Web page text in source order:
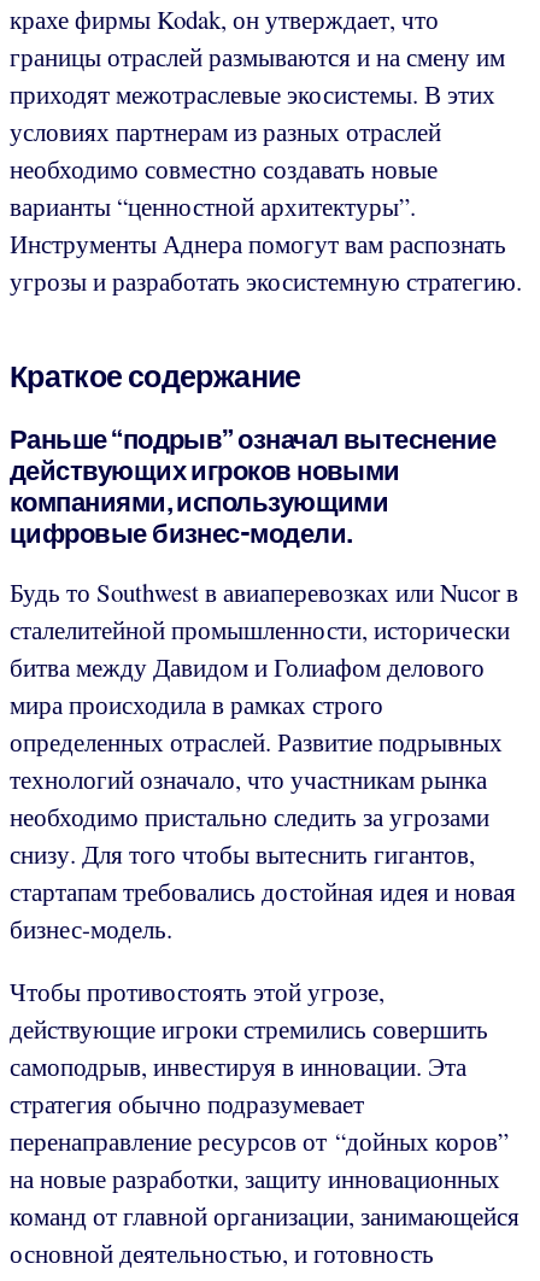
крахе фирмы Kodak, он утверждает, что
границы отраслей размываются и на смену им
приходят межотраслевые экосистемы. В этих
условиях партнерам из разных отраслей
необходимо совместно создавать новые
варианты “ценностной архитектуры”.
Инструменты Аднера помогут вам распознать
угрозы и разработать экосистемную стратегию.
Краткое содержание
Раньше “подрыв” означал вытеснение
действующих игроков новыми
компаниями, использующими
цифровые бизнес-модели.
Будь то Southwest в авиаперевозках или Nucor в
сталелитейной промышленности, исторически
битва между Давидом и Голиафом делового
мира происходила в рамках строго
определенных отраслей. Развитие подрывных
технологий означало, что участникам рынка
необходимо пристально следить за угрозами
снизу. Для того чтобы вытеснить гигантов,
стартапам требовались достойная идея и новая
бизнес-модель.
Чтобы противостоять этой угрозе,
действующие игроки стремились совершить
самоподрыв, инвестируя в инновации. Эта
стратегия обычно подразумевает
перенаправление ресурсов от “дойных коров”
на новые разработки, защиту инновационных
команд от главной организации, занимающейся
основной деятельностью, и готовность